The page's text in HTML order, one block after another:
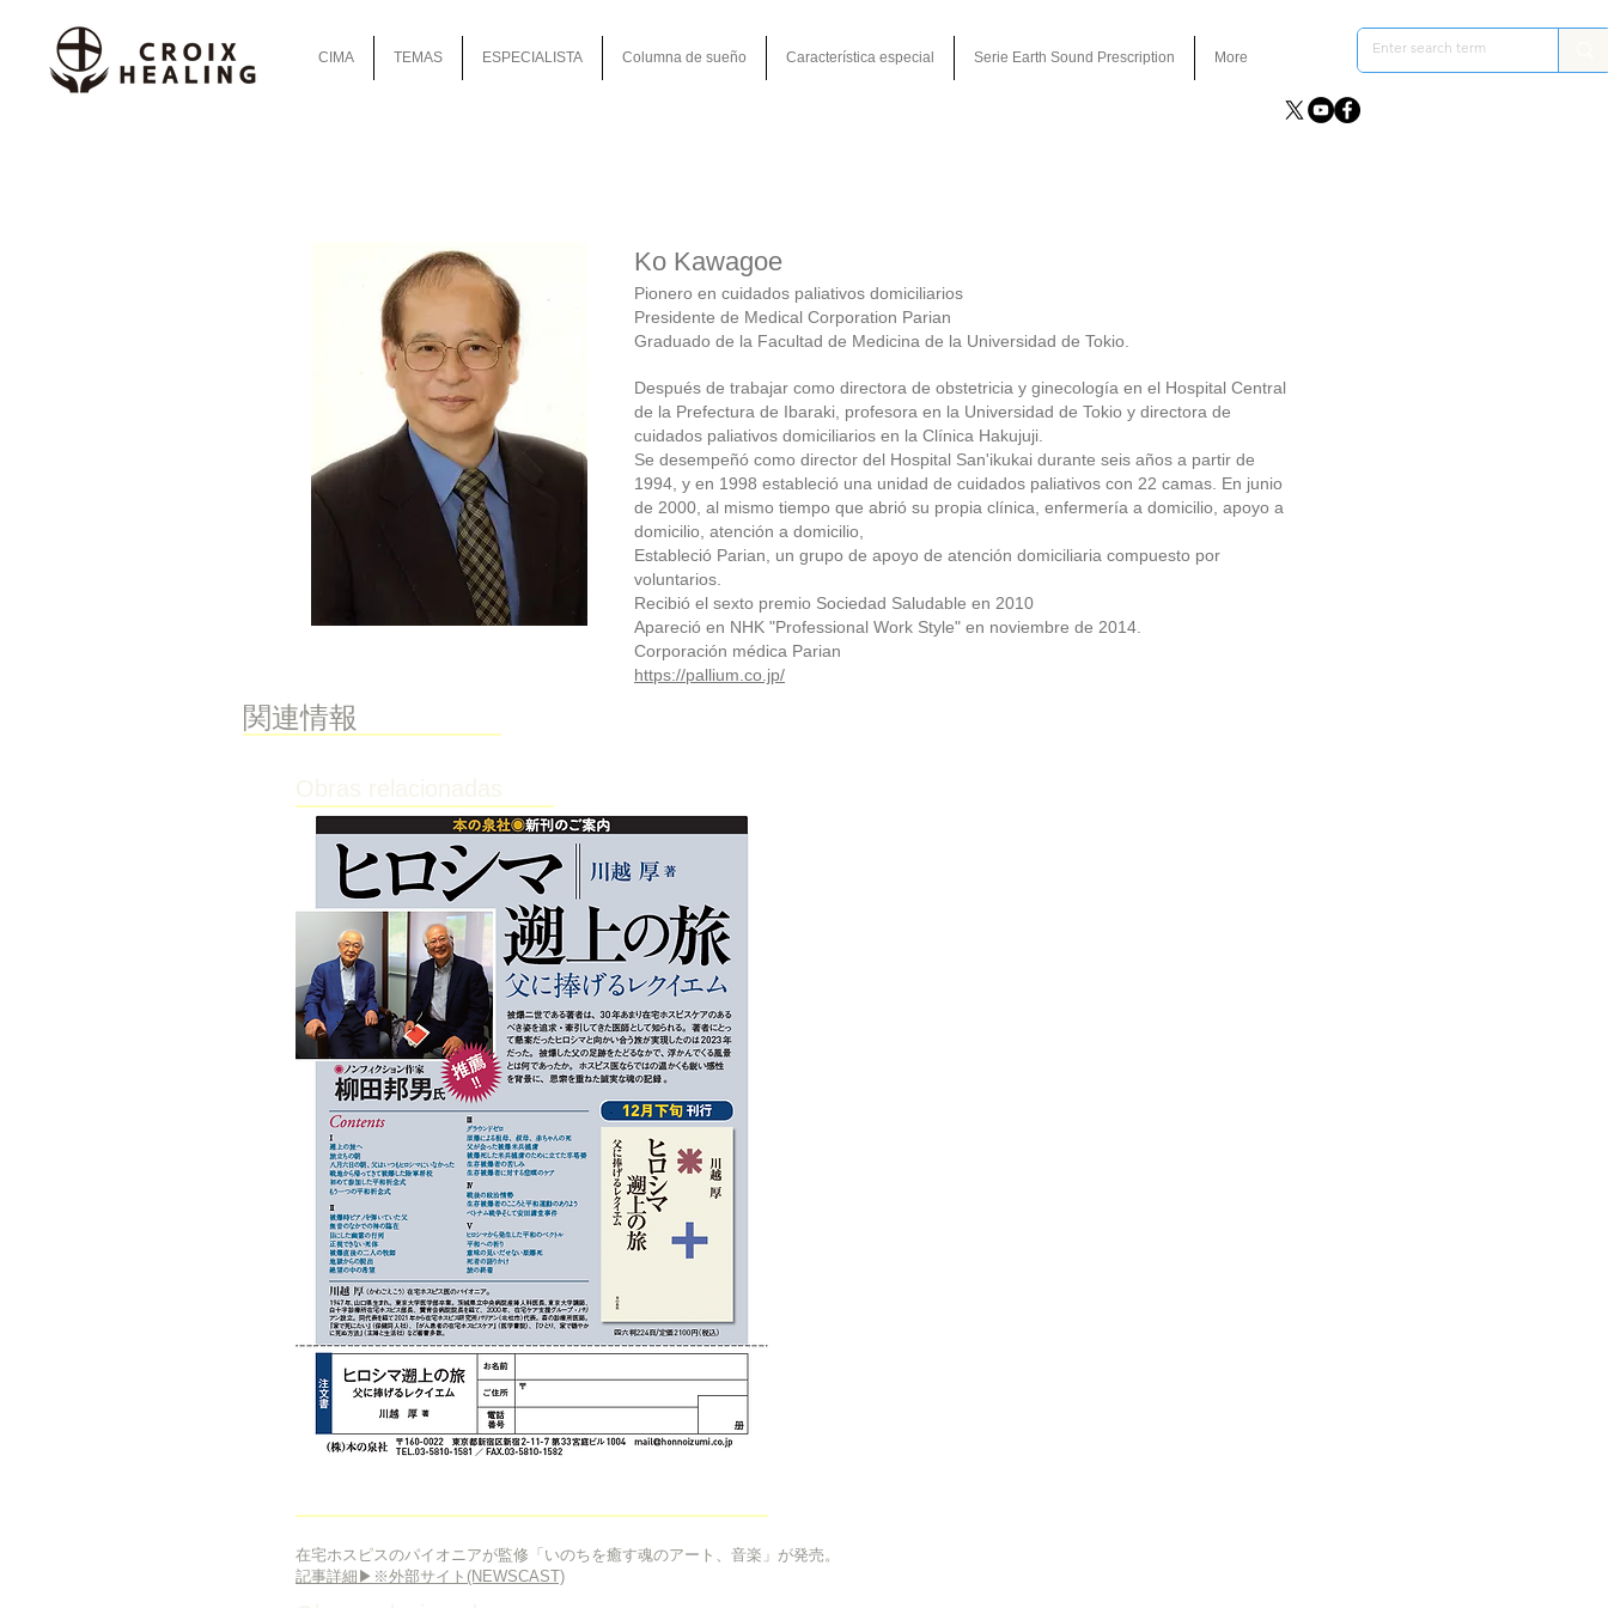
CIMA TEMAS ESPECIALISTA Columna de sueño Característica especial Serie Earth Sound Prescription More
Ko Kawagoe
Pionero en cuidados paliativos domiciliarios
Presidente de Medical Corporation Parian
Graduado de la Facultad de Medicina de la Universidad de Tokio.
Después de trabajar como directora de obstetricia y ginecología en el Hospital Central
de la Prefectura de Ibaraki, profesora en la Universidad de Tokio y directora de
cuidados paliativos domiciliarios en la Clínica Hakujuji.
Se desempeñó como director del Hospital San'ikukai durante seis años a partir de
1994, y en 1998 estableció una unidad de cuidados paliativos con 22 camas. En junio
de 2000, al mismo tiempo que abrió su propia clínica, enfermería a domicilio, apoyo a
domicilio, atención a domicilio,
Estableció Parian, un grupo de apoyo de atención domiciliaria compuesto por
voluntarios.
Recibió el sexto premio Sociedad Saludable en 2010
Apareció en NHK "Professional Work Style" en noviembre de 2014.
Corporación médica Parian
https://pallium.co.jp/
​関連情報
在宅ホスピスのパイオニアが監修「いのちを癒す魂のアート、音楽」が発売。
​記事詳細▶※外部サイト(NEWSCAST)